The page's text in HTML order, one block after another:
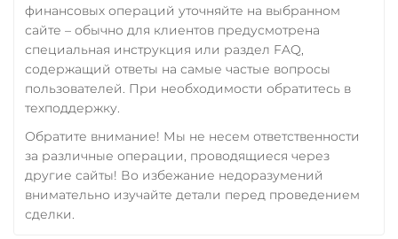
финансовых операций уточняйте на выбранном
сайте – обычно для клиентов предусмотрена
специальная инструкция или раздел FAQ,
содержащий ответы на самые частые вопросы
пользователей. При необходимости обратитесь в
техподдержку.
Обратите внимание! Мы не несем ответственности
за различные операции, проводящиеся через
другие сайты! Во избежание недоразумений
внимательно изучайте детали перед проведением
сделки.